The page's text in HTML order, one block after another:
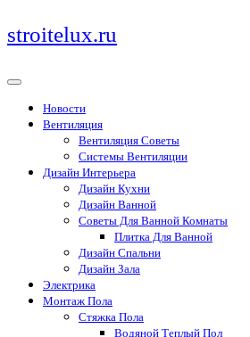
Перейти
к
stroitelux.ru
Новости
Вентиляция
Вентиляция Советы
Системы Вентиляции
Дизайн Интерьера
Дизайн Кухни
Дизайн Ванной
Советы Для Ванной Комнаты
Плитка Для Ванной
Дизайн Спальни
Дизайн Зала
Электрика
Монтаж Пола
Стяжка Пола
Водяной Теплый Пол